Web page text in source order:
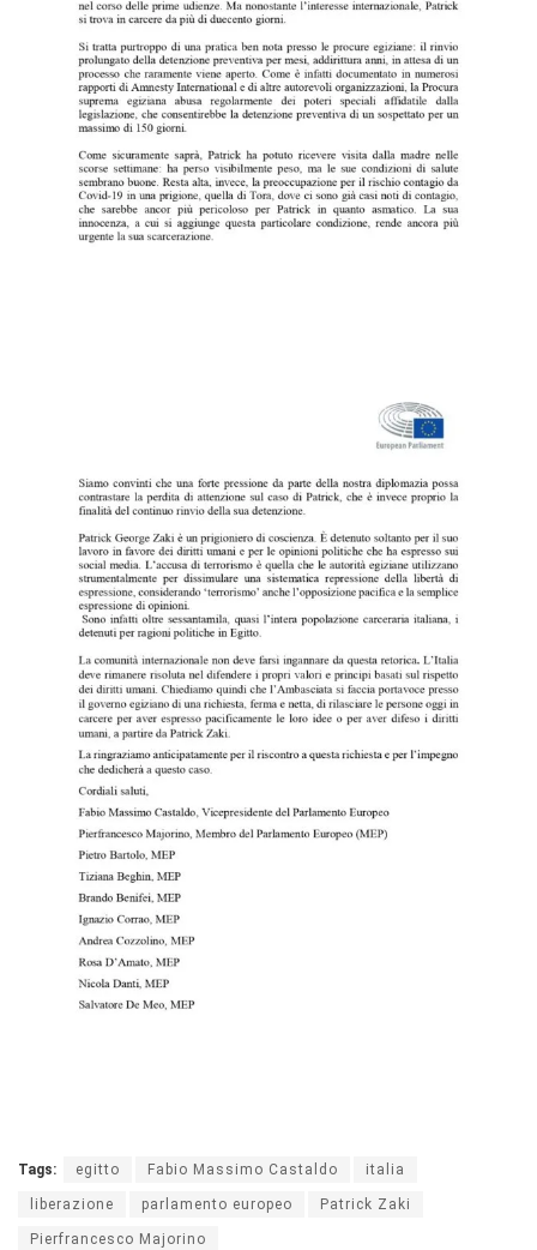
Tags: egitto Fabio Massimo Castaldo italia
liberazione parlamento europeo Patrick Zaki
Pierfrancesco Majorino